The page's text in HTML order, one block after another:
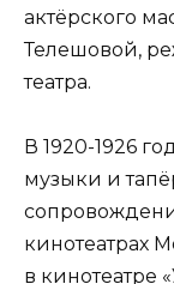
актёрского
Телешовой,
театра.
В 1920-1926
музыки и
кинотеатрах
в кинотеатре